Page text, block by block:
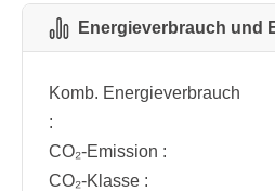
Energieverbrauch und
Komb. Energieverbrauch
:
CO₂-Emission :
CO₂-Klasse :